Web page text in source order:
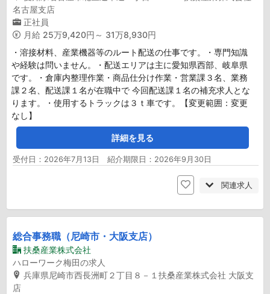
名古屋支店
正社員
月給 25万9,420円～ 31万8,930円
・溶接材料、産業機器等のルート配送の仕事です。・専門知識
や経験は問いません。・配送エリアは主に愛知県西部、岐阜県
です。・倉庫内整理作業・商品仕分け作業・営業課３名、業務
課２名、配送課１名が在職中で 今回配送課１名の補充求人とな
ります。・使用するトラックは３ｔ車です。【変更範囲：変更
なし】
詳細を見る
受付日：2026年7月13日 紹介期限日：2026年9月30日
関連求人
総合事務職（尼崎市・大阪支店）
扶桑産業株式会社
ハローワーク梅田の求人
兵庫県尼崎市西長洲町２丁目８－１扶桑産業株式会社 大阪支
店